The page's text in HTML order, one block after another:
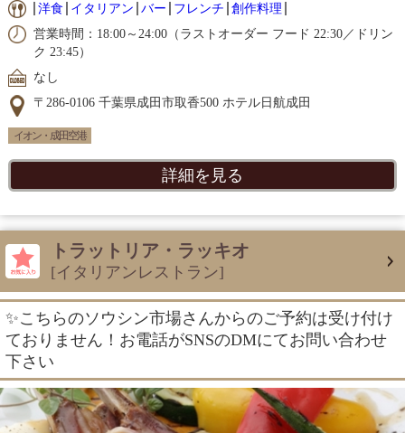
洋食 イタリアン バー フレンチ 創作料理
営業時間：18:00～24:00（ラストオーダー フード 22:30／ドリン
ク 23:45）
なし
〒286-0106 千葉県成田市取香500 ホテル日航成田
イオン・成田空港
詳細を見る
トラットリア・ラッキオ
[イタリアンレストラン]
✨こちらのソウシン市場さんからのご予約は受け付け
ておりません！お電話がSNSのDMにてお問い合わせ
下さい